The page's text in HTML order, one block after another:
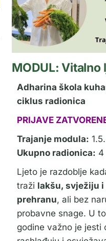
MODUL: Vitalno
Adharina škola
ciklus radionica
PRIJAVE
Trajanje modula:
Ukupno radionica: 4
Ljeto je razdoblje
traži lakšu, svježiju
prehranu, ali bez
probavne snage. U
godine važno je jesti